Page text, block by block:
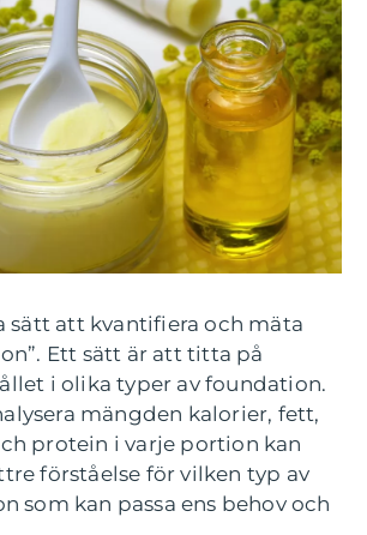
sätt att kvantifiera och mäta
Ett sätt är att titta på
i olika typer av foundation.
mängden kalorier, fett,
protein i varje portion kan
förståelse för vilken typ av
som kan passa ens behov och